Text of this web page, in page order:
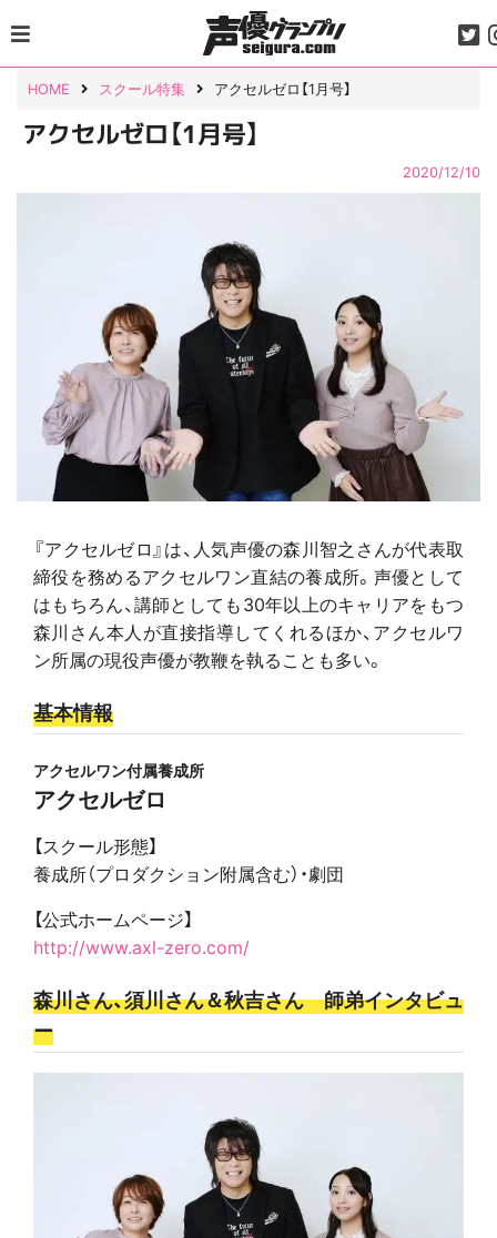
to
content
HOME スクール特集 アクセルゼロ【1月号】
アクセルゼロ【1月号】
2020/12/10
『アクセルゼロ』は、人気声優の森川智之さんが代表取
締役を務めるアクセルワン直結の養成所。声優として
はもちろん、講師としても30年以上のキャリアをもつ
森川さん本人が直接指導してくれるほか、アクセルワ
ン所属の現役声優が教鞭を執ることも多い。
基本情報
アクセルワン付属養成所
アクセルゼロ
【スクール形態】
養成所（プロダクション附属含む）・劇団
【公式ホームページ】
http://www.axl-zero.com/
森川さん、須川さん＆秋吉さん 師弟インタビュ
ー